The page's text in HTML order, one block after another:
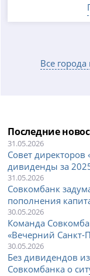
Все
Последние
31.05.2026
Совет
дивиденды за
31.05.2026
Совкомбанк
пополнения
30.05.2026
Команда
«Вечерний Санкт-
30.05.2026
Без дивидендов
Совкомбанка о